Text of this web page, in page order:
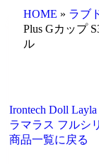
HOME » ラブ
Plus Gカップ
ル
Irontech Doll
ラマラス フルシ
商品一覧に戻る